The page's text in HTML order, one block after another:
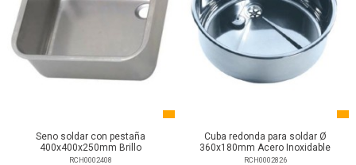
Seno soldar con pestaña
400x400x250mm Brillo
RCH0002408
Cuba redonda para soldar Ø
360x180mm Acero Inoxidable
RCH0002826